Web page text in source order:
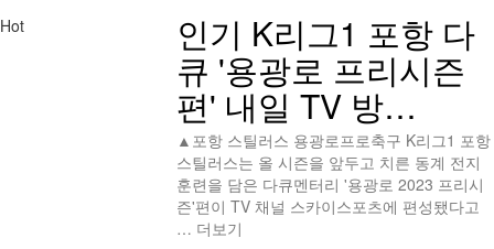
Hot 인기 K리그1 포항 다
큐 '용광로 프리시즌
편' 내일 TV 방…
▲포항 스틸러스 용광로프로축구 K리그1 포항
스틸러스는 올 시즌을 앞두고 치른 동계 전지
훈련을 담은 다큐멘터리 '용광로 2023 프리시
즌'편이 TV 채널 스카이스포츠에 편성됐다고
… 더보기